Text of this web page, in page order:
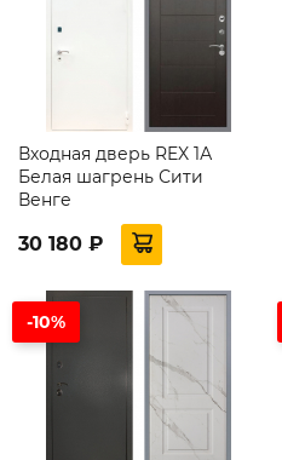
Входная дверь REX 1А
Белая шагрень Сити
Венге
30 180 ₽
-10%